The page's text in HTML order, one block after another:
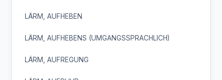
LÄRM, AUFHEBEN
LÄRM, AUFHEBENS (UMGANGSSPRACHLICH)
LÄRM, AUFREGUNG